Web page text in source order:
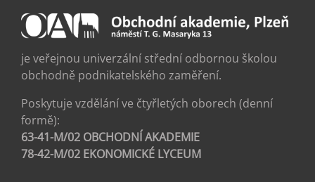
je veřejnou univerzální střední odbornou školou
obchodně podnikatelského zaměření.
Poskytuje vzdělání ve čtyřletých oborech (denní
formě):
63-41-M/02 OBCHODNÍ AKADEMIE
78-42-M/02 EKONOMICKÉ LYCEUM